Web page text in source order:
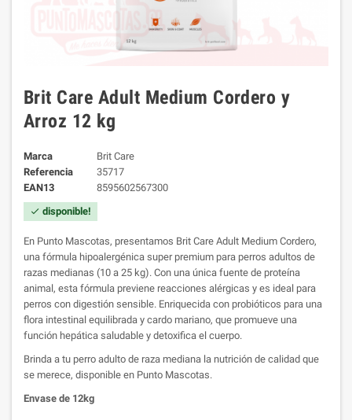
Brit Care Adult Medium Cordero y
Arroz 12 kg
Marca
Brit Care
Referencia
35717
EAN13
8595602567300
check disponible!
En Punto Mascotas, presentamos Brit Care Adult Medium Cordero,
una fórmula hipoalergénica super premium para perros adultos de
razas medianas (10 a 25 kg). Con una única fuente de proteína
animal, esta fórmula previene reacciones alérgicas y es ideal para
perros con digestión sensible. Enriquecida con probióticos para una
flora intestinal equilibrada y cardo mariano, que promueve una
función hepática saludable y detoxifica el cuerpo.
Brinda a tu perro adulto de raza mediana la nutrición de calidad que
se merece, disponible en Punto Mascotas.
Envase de 12kg